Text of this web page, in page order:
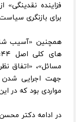
فزاینده
برای بازنگری
همچنین «آسیب
مسائل»، «اتفاق
جهت اجرایی
مواردی بود که در
در ادامه دکتر